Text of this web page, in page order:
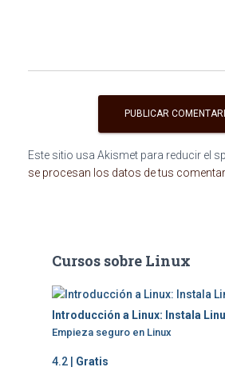
Este sitio usa Akismet para reducir el
se procesan los datos de tus
Cursos sobre Linux
Introducción a Linux: Instala
Empieza seguro en Linux
4.2 | Gratis